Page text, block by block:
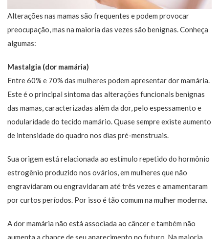
Alterações nas mamas são frequentes e podem provocar
preocupação, mas na maioria das vezes são benignas. Conheça
algumas:
Mastalgia (dor mamária)
Entre 60% e 70% das mulheres podem apresentar dor mamária.
Este é o principal sintoma das alterações funcionais benignas
das mamas, caracterizadas além da dor, pelo espessamento e
nodularidade do tecido mamário. Quase sempre existe aumento
de intensidade do quadro nos dias pré-menstruais.
Sua origem está relacionada ao estímulo repetido do hormônio
estrogênio produzido nos ovários, em mulheres que não
engravidaram ou engravidaram até três vezes e amamentaram
por curtos períodos. Por isso é tão comum na mulher moderna.
A dor mamária não está associada ao câncer e também não